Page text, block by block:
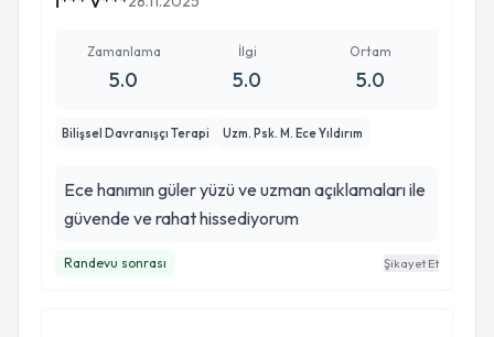
Zamanlama
5.0
İlgi
5.0
Ortam
5.0
Bilişsel Davranışçı Terapi Uzm. Psk. M. Ece Yıldırım
Ece hanımın güler yüzü ve uzman açıklamaları ile
güvende ve rahat hissediyorum
Randevu sonrası Şikayet Et